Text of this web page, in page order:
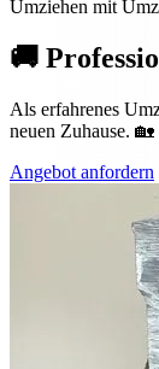
Umziehen mit
🚚
Als erfahrenes
neuen Zuhause. 🏡
Angebot anfordern